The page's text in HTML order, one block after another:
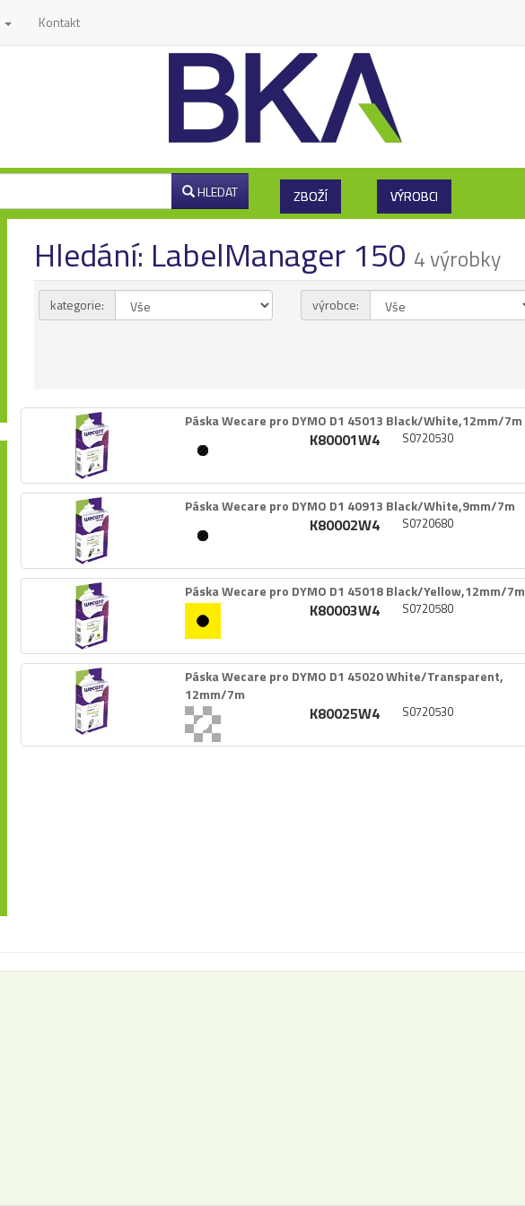
Kontakt
HLEDAT ZBOŽÍ VÝROBCI
Hledání: LabelManager 150 4 výrobky
kategorie: výrobce:
Páska Wecare pro DYMO D1 45013 Black/​White,​12mm/​7m
K80001W4 S0720530
Páska Wecare pro DYMO D1 40913 Black/​White,​9mm/​7m
K80002W4 S0720680
Páska Wecare pro DYMO D1 45018 Black/​Yellow,​12mm/​7m
K80003W4 S0720580
Páska Wecare pro DYMO D1 45020 White/​Transparent,​
12mm/​7m
K80025W4 S0720530